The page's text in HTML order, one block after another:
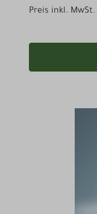
Preis inkl. MwSt.